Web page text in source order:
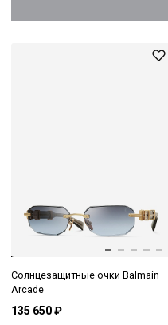
Солнцезащитные очки Balmain
Arcade
135 650 ₽